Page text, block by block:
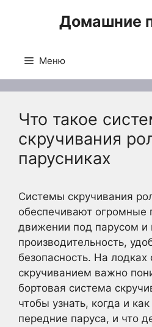
Домашние
Меню
Что такое
скручивания
парусниках
Системы скручивания
обеспечивают огромные
движении под парусом
производительность,
безопасность. На
скручиванием важно
бортовая система
чтобы узнать, когда и
передние паруса, и что